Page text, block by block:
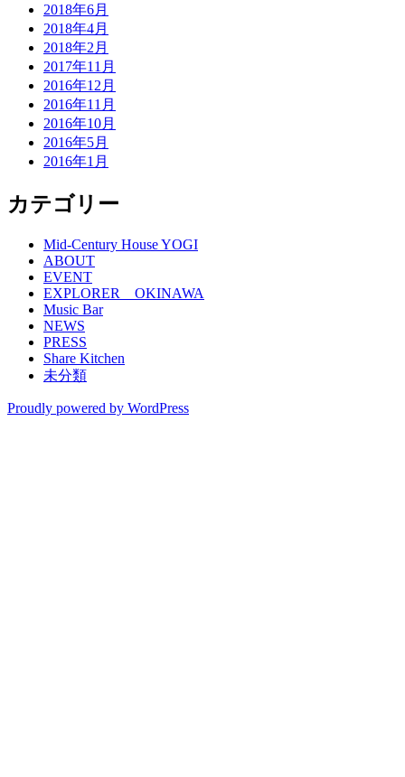
2018年6月
2018年4月
2018年2月
2017年11月
2016年12月
2016年11月
2016年10月
2016年5月
2016年1月
カテゴリー
Mid-Century House YOGI
ABOUT
EVENT
EXPLORER OKINAWA
Music Bar
NEWS
PRESS
Share Kitchen
未分類
Proudly powered by WordPress